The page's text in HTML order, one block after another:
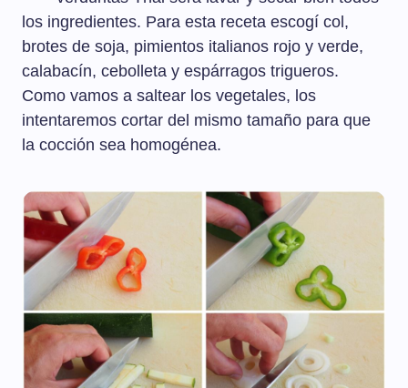
los ingredientes. Para esta receta escogí col,
brotes de soja, pimientos italianos rojo y verde,
calabacín, cebolleta y espárragos trigueros.
Como vamos a saltear los vegetales, los
intentaremos cortar del mismo tamaño para que
la cocción sea homogénea.